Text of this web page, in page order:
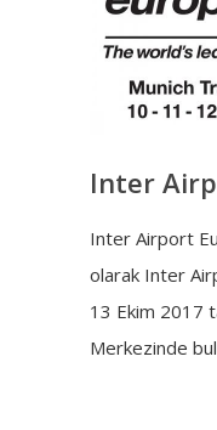
Inter
Inter Airport
olarak Inter
13 Ekim 2017
Merkezinde